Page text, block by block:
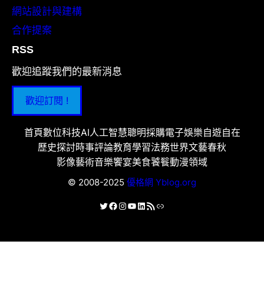
網站設計與建構
合作提案
RSS
歡迎追蹤我們的最新消息
歡迎訂閱 !
首頁數位科技AI人工智慧聰明採購電子娛樂自遊自在
歷史探討時事評論教育學習法務世界文藝春秋
影像藝術音樂饗宴美食饕餮動漫領域
© 2008-2025 優格網 Yblog.org
X Facebook
Instagram
YouTube
LinkedIn
RSS 資訊提供連結